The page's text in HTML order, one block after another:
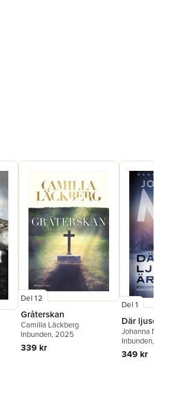
Del 12
Gråterskan
Camilla Läckberg
Inbunden, 2025
339 kr
Del 1
Där ljuset är
Johanna Mo
Inbunden, 2025
349 kr